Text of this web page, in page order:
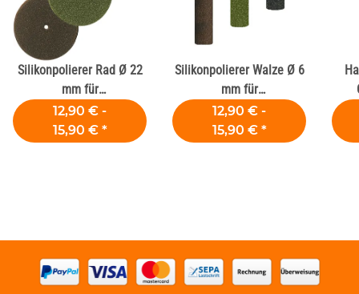
Silikonpolierer Rad Ø 22
mm für
Dentallegierungen
12,90 € -
15,90 € *
Silikonpolierer Walze Ø 6
mm für
Dentallegierungen
12,90 € -
15,90 € *